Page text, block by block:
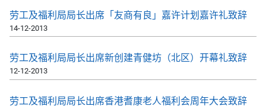
劳工及福利局局长出席「友商有良」嘉许计划嘉许礼致辞
14-12-2013
劳工及福利局局长出席新创建青健坊（北区）开幕礼致辞
12-12-2013
劳工及福利局局长出席香港耆康老人福利会周年大会致辞